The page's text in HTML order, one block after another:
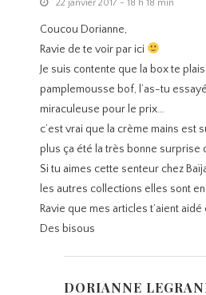
22 janvier 2017 - 18 h 18 min
Coucou Dorianne,
Ravie de te voir par ici
Je suis contente que la box te
pamplemousse bof, l’as-tu
miraculeuse pour le prix…
c’est vrai que la crème mains est
plus ça été la très bonne surprise
Si tu aimes cette senteur chez
les autres collections elles sont
Ravie que mes articles t’aient
Des bisous
DORIANNE